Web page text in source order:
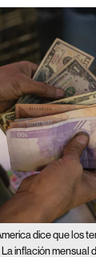
dice que los
La inflación mensual